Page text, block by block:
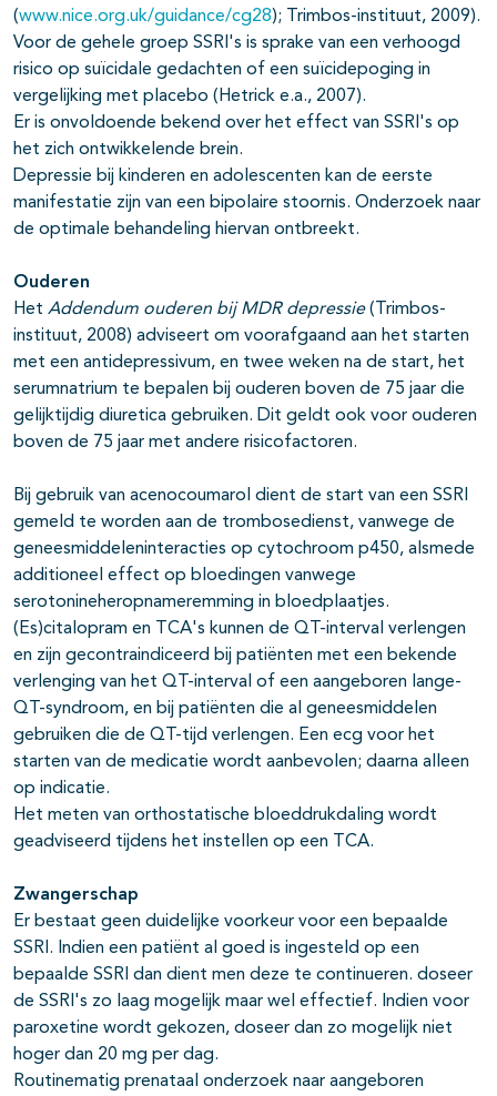
(www.nice.org.uk/guidance/cg28); Trimbos-instituut, 2009).
Voor de gehele groep SSRI's is sprake van een verhoogd
risico op suïcidale gedachten of een suïcidepoging in
vergelijking met placebo (Hetrick e.a., 2007).
Er is onvoldoende bekend over het effect van SSRI's op
het zich ontwikkelende brein.
Depressie bij kinderen en adolescenten kan de eerste
manifestatie zijn van een bipolaire stoornis. Onderzoek naar
de optimale behandeling hiervan ontbreekt.
Ouderen
Het Addendum ouderen bij MDR depressie(Trimbos-
instituut, 2008) adviseert om voorafgaand aan het starten
met een antidepressivum, en twee weken na de start, het
serumnatrium te bepalen bij ouderen boven de 75 jaar die
gelijktijdig diuretica gebruiken. Dit geldt ook voor ouderen
boven de 75 jaar met andere risicofactoren.
Bij gebruik van acenocoumarol dient de start van een SSRI
gemeld te worden aan de trombosedienst, vanwege de
geneesmiddeleninteracties op cytochroom p450, alsmede
additioneel effect op bloedingen vanwege
serotonineheropnameremming in bloedplaatjes.
(Es)citalopram en TCA's kunnen de QT-interval verlengen
en zijn gecontraindiceerd bij patiënten met een bekende
verlenging van het QT-interval of een aangeboren lange-
QT-syndroom, en bij patiënten die al geneesmiddelen
gebruiken die de QT-tijd verlengen. Een ecg voor het
starten van de medicatie wordt aanbevolen; daarna alleen
op indicatie.
Het meten van orthostatische bloeddrukdaling wordt
geadviseerd tijdens het instellen op een TCA.
Zwangerschap
Er bestaat geen duidelijke voorkeur voor een bepaalde
SSRI. Indien een patiënt al goed is ingesteld op een
bepaalde SSRI dan dient men deze te continueren. doseer
de SSRI's zo laag mogelijk maar wel effectief. Indien voor
paroxetine wordt gekozen, doseer dan zo mogelijk niet
hoger dan 20 mg per dag.
Routinematig prenataal onderzoek naar aangeboren